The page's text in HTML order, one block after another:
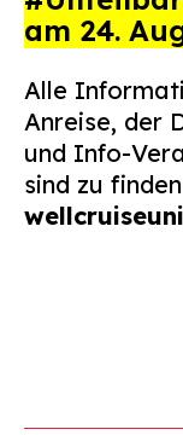
Suchen
nach:
am 24.
Alle
Anreise, der
und Info-
sind zu